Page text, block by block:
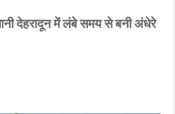
देहरादून में लंबे समय से बनी अंधेरे